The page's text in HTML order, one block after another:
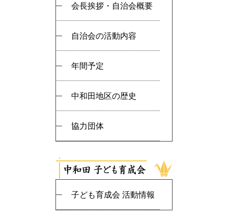
会長挨拶・自治会概要
自治会の活動内容
年間予定
中和田地区の歴史
協力団体
子ども育成会 活動情報